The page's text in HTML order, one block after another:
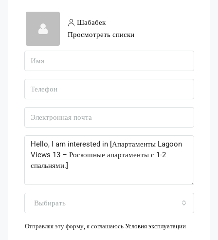
Шабабек
Просмотреть списки
Выбирать
Отправляя эту форму, я соглашаюсь Условия эксплуатации